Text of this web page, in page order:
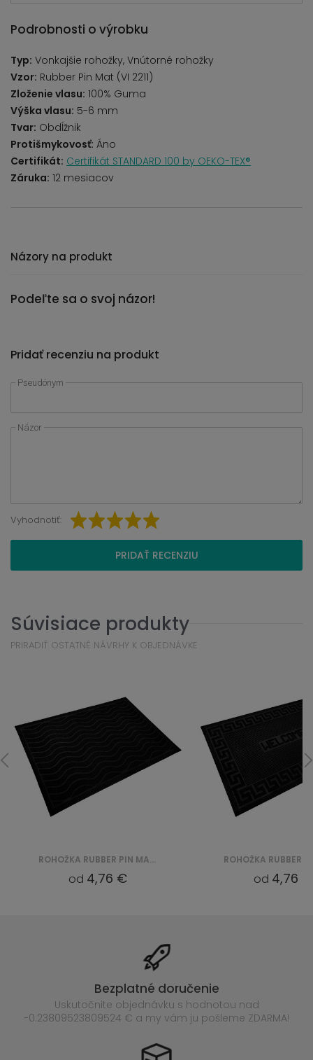
Podrobnosti o výrobku
Typ: Vonkajšie rohožky, Vnútorné rohožky
Vzor: Rubber Pin Mat (VI 2211)
Zloženie vlasu: 100% Guma
Výška vlasu: 5-6 mm
Tvar: Obdĺžnik
Protišmykovosť: Áno
Certifikát: Certifikát STANDARD 100 by OEKO-TEX®
Záruka: 12 mesiacov
Názory na produkt
Podeľte sa o svoj názor!
Pridať recenziu na produkt
Pseudónym
Názor
Vyhodnotiť:
PRIDAŤ RECENZIU
Súvisiace produkty
PRIRADIŤ OSTATNÉ NÁVRHY K OBJEDNÁVKE
ROHOŽKA RUBBER PIN MAT (VI 2216)
od 4,76 € od 4,76 €
Bezplatné doručenie
Uskutočnite objednávku s hodnotou nad
-0.23809523809524 € a my vám ju pošleme ZDARMA!